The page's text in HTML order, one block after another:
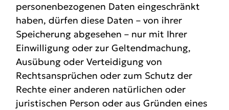
personenbezogenen Daten eingeschränkt
haben, dürfen diese Daten – von ihrer
Speicherung abgesehen – nur mit Ihrer
Einwilligung oder zur Geltendmachung,
Ausübung oder Verteidigung von
Rechtsansprüchen oder zum Schutz der
Rechte einer anderen natürlichen oder
juristischen Person oder aus Gründen eines